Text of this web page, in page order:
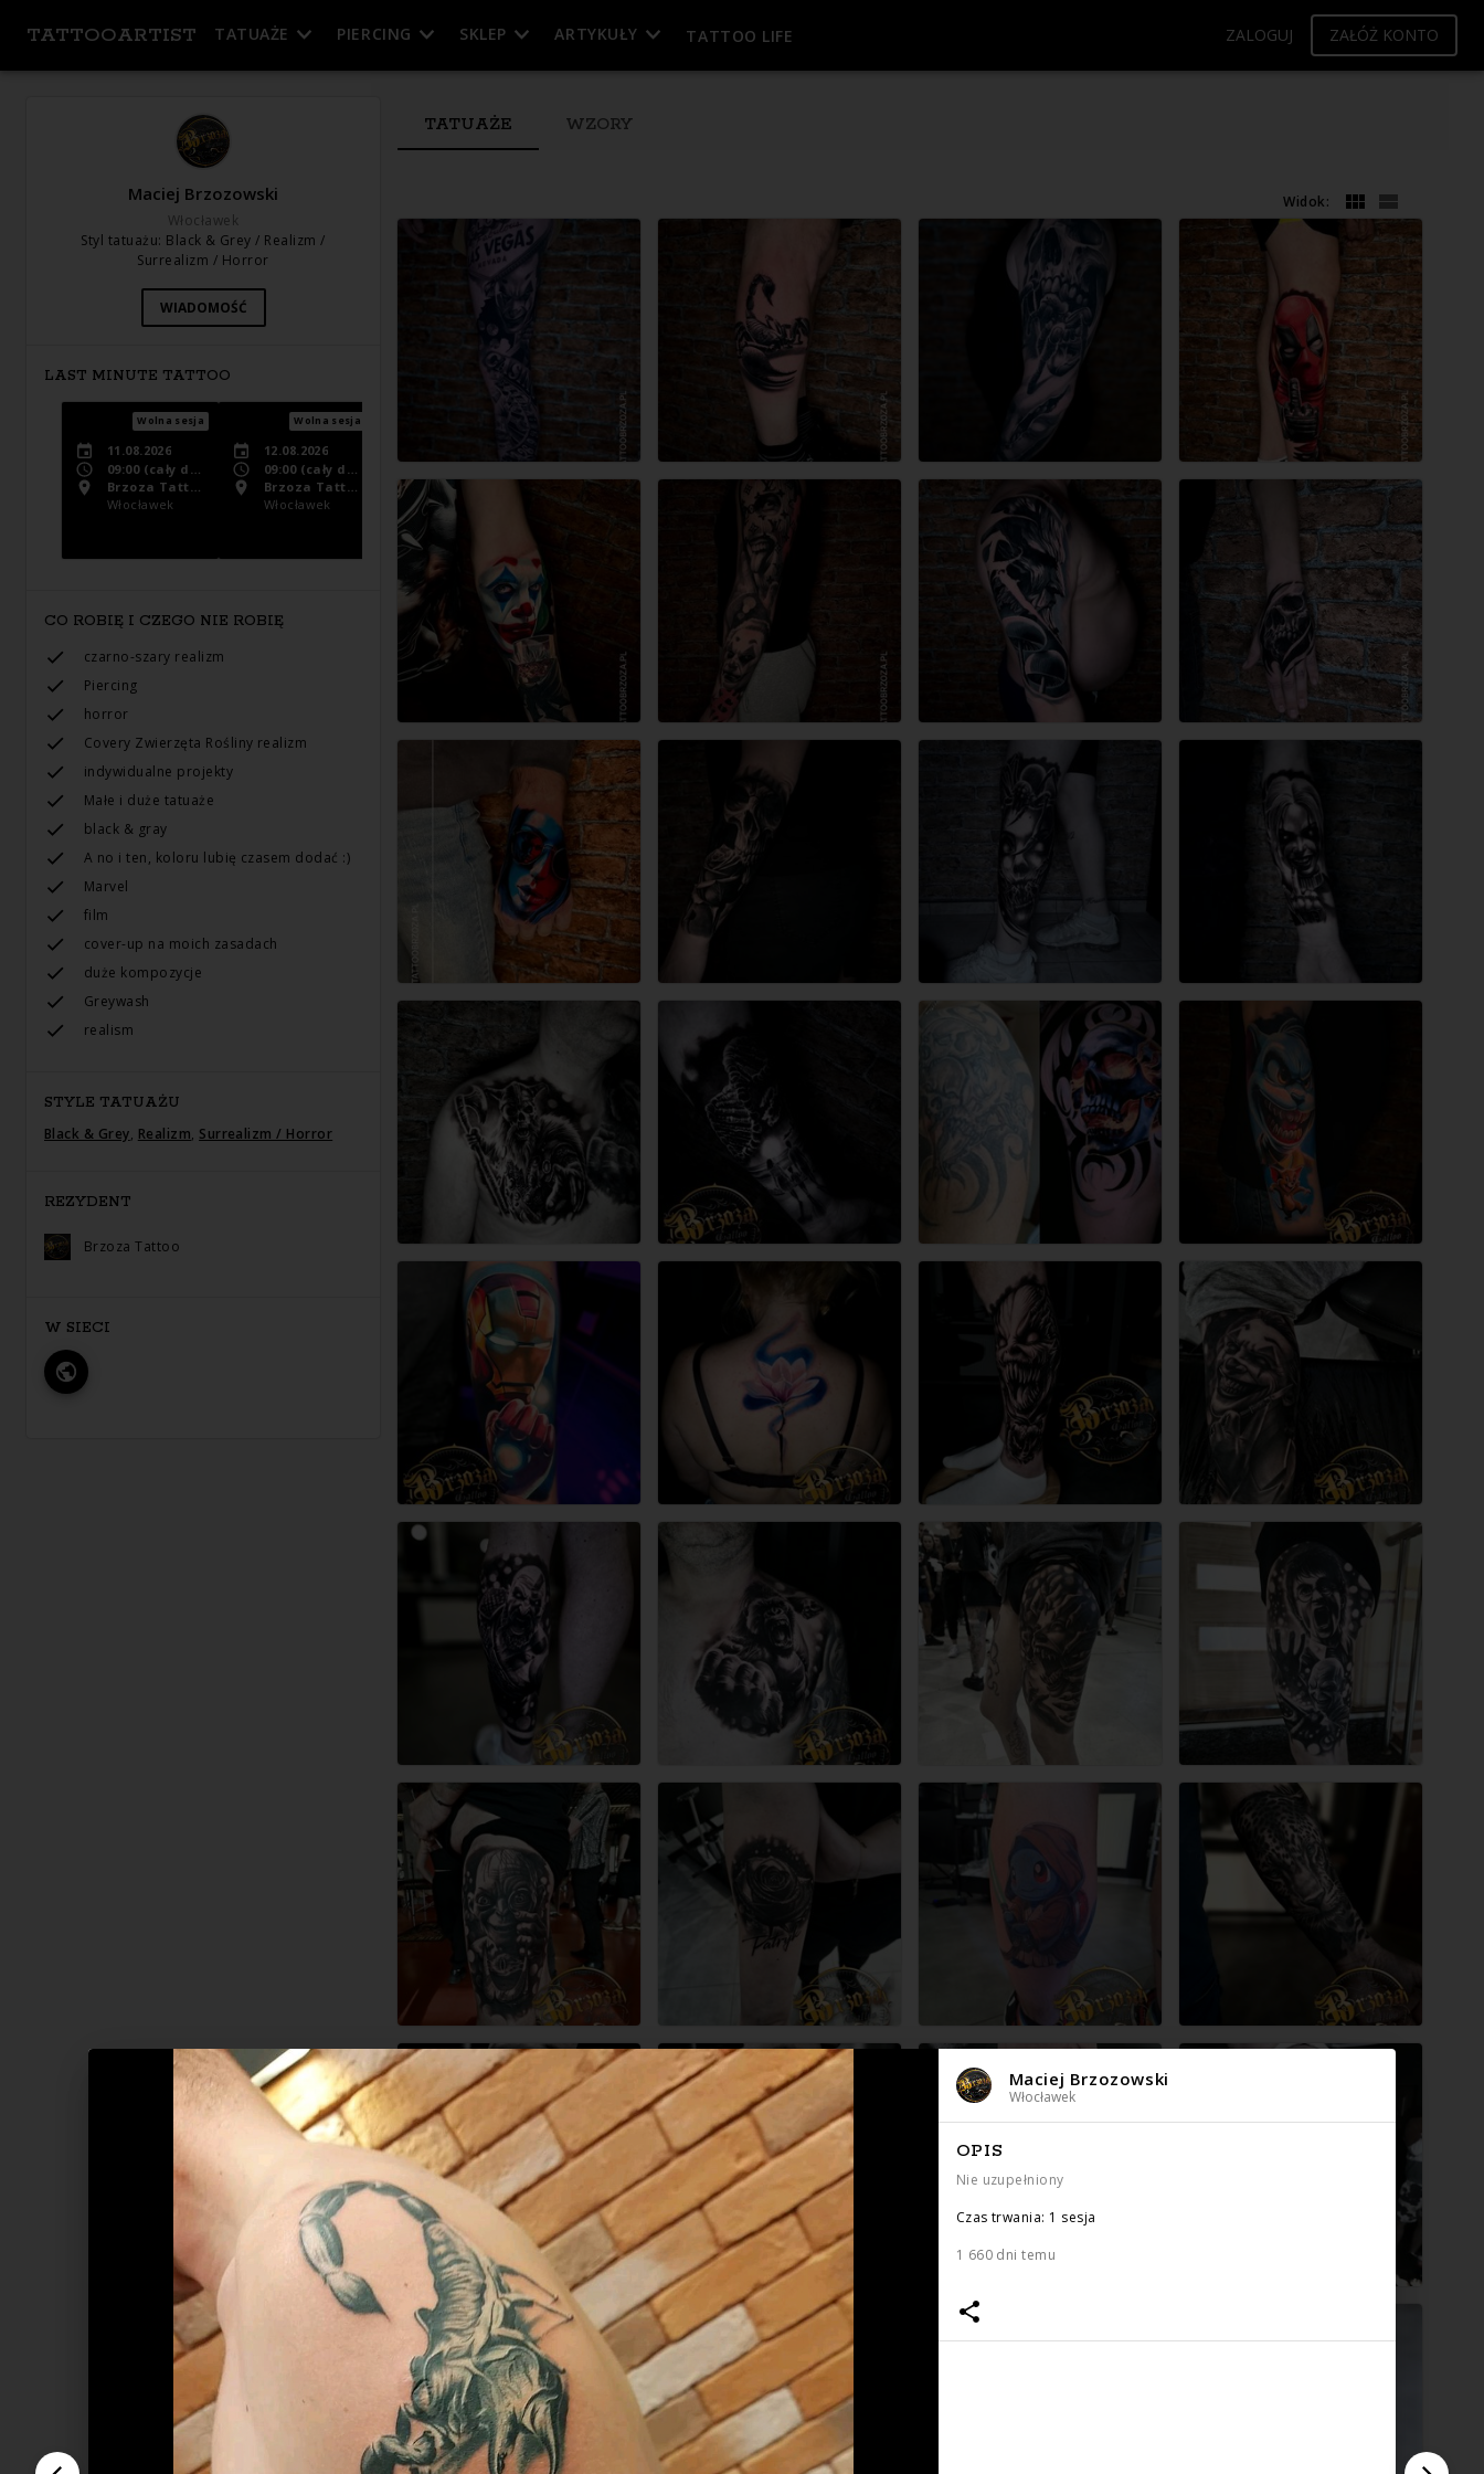
TATTOOARTIST TATUAŻE PIERCING SKLEP ARTYKUŁY TATTOO LIFE ZALOGUJ ZAŁÓŻ KONTO
Maciej Brzozowski
Włocławek
Styl tatuażu: Black & Grey / Realizm /
Surrealizm / Horror
WIADOMOŚĆ
LAST MINUTE TATTOO
Wolna sesja
11.08.2026
09:00(cały dzień)
Brzoza Tattoo
Włocławek
Wolna sesja
12.08.2026
09:00(cały dzień)
Brzoza Tattoo
Włocławek
CO ROBIĘ I CZEGO NIE ROBIĘ
czarno-szary realizm
Piercing
horror
Сovery Zwierzęta Rośliny realizm
indywidualne projekty
Małe i duże tatuaże
black & gray
A no i ten, koloru lubię czasem dodać :)
Marvel
film
cover-up na moich zasadach
duże kompozycje
Greywash
realism
STYLE TATUAŻU
Black & Grey, Realizm, Surrealizm / Horror
REZYDENT
Brzoza Tattoo
W SIECI
TATUAŻE WZORY
Widok:
Maciej Brzozowski
Włocławek
OPIS
Nie uzupełniony
Czas trwania: 1 sesja
1 660 dni temu